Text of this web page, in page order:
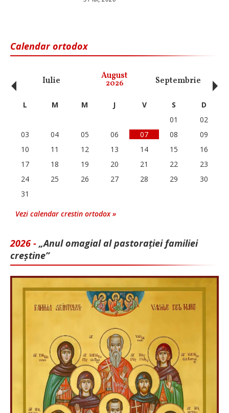
Calendar ortodox
Iulie August
2026 Septembrie
‹ L M M J V S
D
01
02
03
04 05 06 07 08
09
10
11 12 13 14 15
16
17
18 19 20 21 22
23
24
25 26 27 28 29
30
31
Vezi calendar crestin ortodox »
2026 - „Anul omagial al pastorației familiei
creștine”